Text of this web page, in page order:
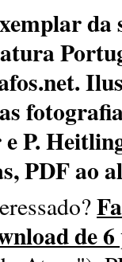
da
P.
PDF ao
de